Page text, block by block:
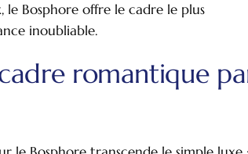
Bosphore offre le cadre le plus
inoubliable.
romantique